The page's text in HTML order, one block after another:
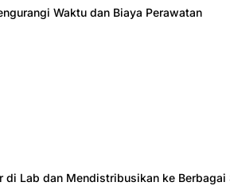
Waktu dan Biaya Perawatan
di Lab dan Mendistribusikan ke Berbagai